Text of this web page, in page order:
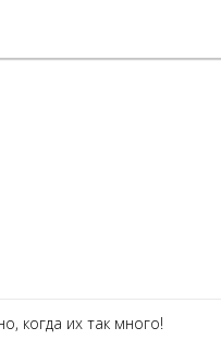
когда их так много!